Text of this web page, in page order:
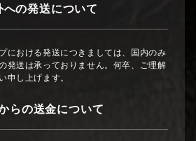
への発送について
における発送につきましては、国内のみ
発送は承っておりません。何卒、ご理解
申し上げます。
らの送金について